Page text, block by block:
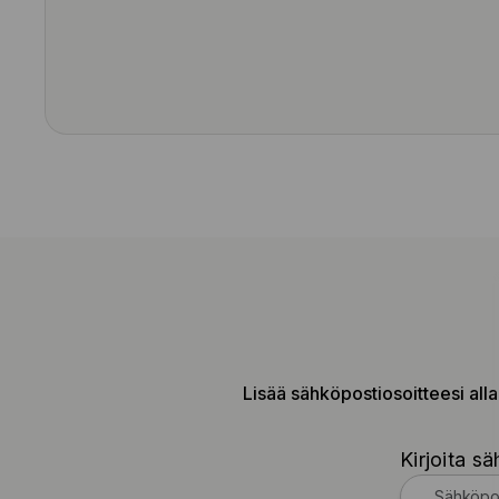
Lisää sähköpostiosoitteesi
Kirjoita